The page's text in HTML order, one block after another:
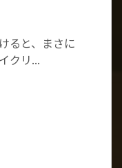
ると、まさに
クリ...